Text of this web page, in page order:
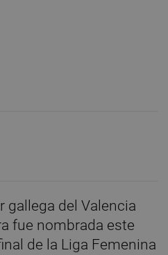
gallega del Valencia
fue nombrada este
de la Liga Femenina